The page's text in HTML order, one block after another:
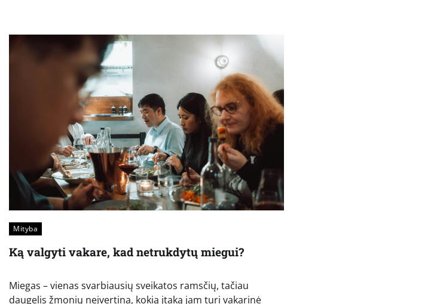
Mityba
Ką valgyti vakare, kad netrukdytų miegui?
Miegas – vienas svarbiausių sveikatos ramsčių, tačiau
daugelis žmonių neįvertina, kokią įtaką jam turi vakarinė